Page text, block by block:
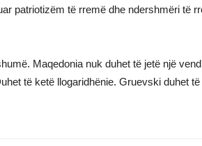
patriotizëm të rremë dhe ndershmëri të
Maqedonia nuk duhet të jetë një
të ketë llogaridhënie. Gruevski duhet